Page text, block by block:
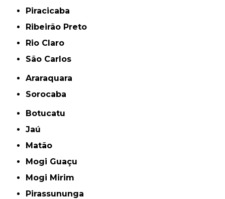
Piracicaba
Ribeirão Preto
Rio Claro
São Carlos
Araraquara
Sorocaba
Botucatu
Jaú
Matão
Mogi Guaçu
Mogi Mirim
Pirassununga